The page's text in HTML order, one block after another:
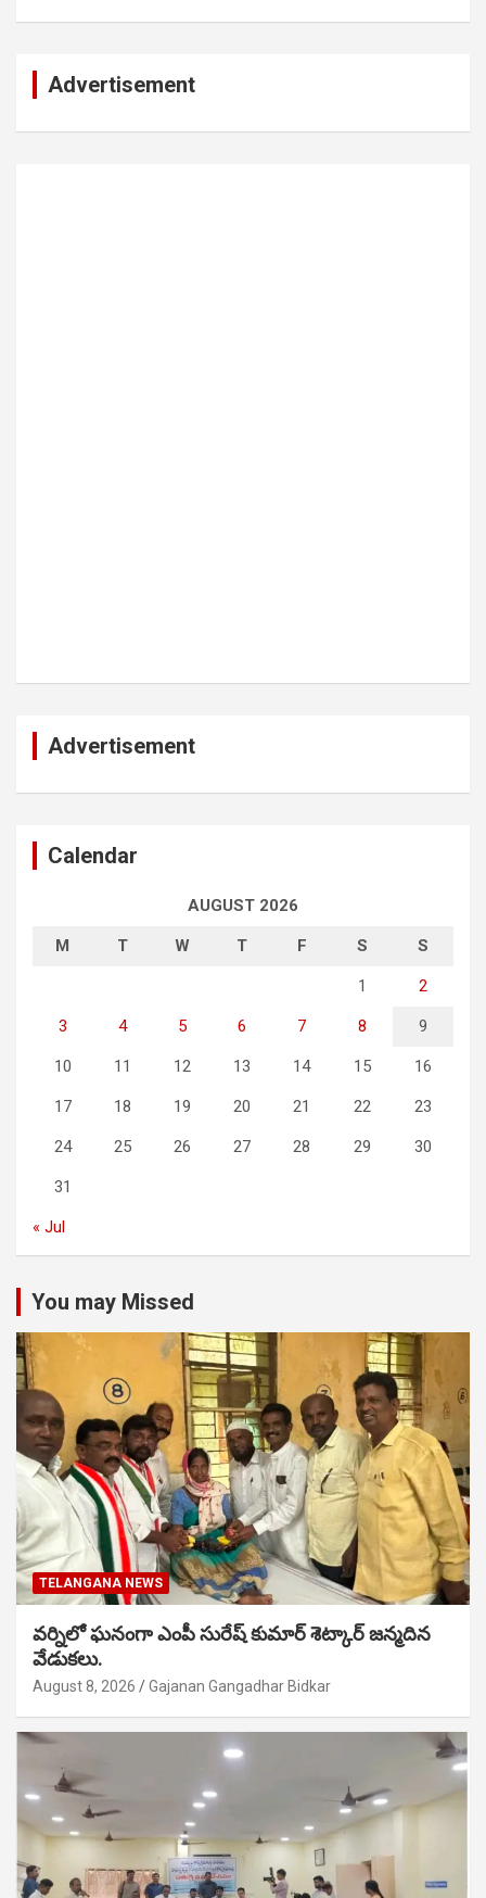
Advertisement
Advertisement
Calendar
AUGUST 2026
M T W T F S S
1 2
3 4 5 6 7 8 9
10 11 12 13 14 15 16
17 18 19 20 21 22 23
24 25 26 27 28 29 30
31
« Jul
You may Missed
TELANGANA NEWS
వర్నిలో ఘనంగా ఎంపీ సురేష్ కుమార్ శెట్కార్ జన్మదిన
వేడుకలు.
August 8, 2026 Gajanan Gangadhar Bidkar